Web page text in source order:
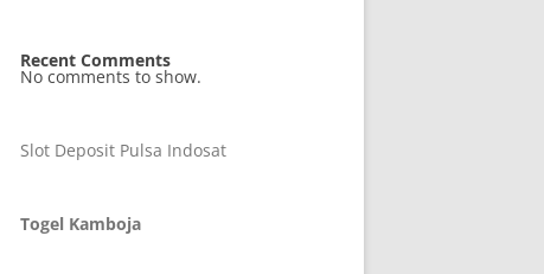
Recent Comments
No comments to show.
Slot Deposit Pulsa Indosat
Togel Kamboja